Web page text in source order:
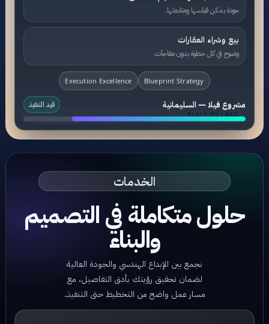
جودة يمكن قياسها ومتابعتها.
بيع وشراء العقارات
وضوح في كل خطوة بدون مفاجآت.
Blueprint Strategy
Execution Excellence
مشروع فيلا — السليمانية قيد التنفيذ
BUILT TO LAST
الخدمات
حلول متكاملة في التصميم
والبناء
نجمع بين الإبداع الهندسي والجودة العالية
لضمان تحقيق رؤيتك بأدق التفاصيل، مع
مسار عمل واضح من التخطيط حتى التنفيذ.